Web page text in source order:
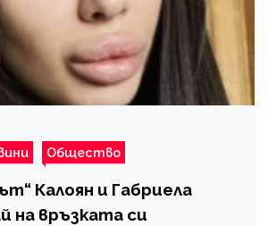
Общество
Калоян и Габриела
на връзката си